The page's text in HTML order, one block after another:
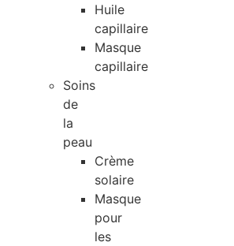
Huile
capillaire
Masque
capillaire
Soins
de
la
peau
Crème
solaire
Masque
pour
les